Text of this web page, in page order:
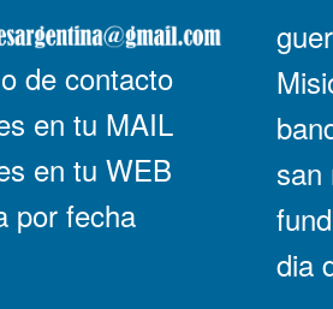
de contacto
en tu MAIL
en tu WEB
por fecha
san
dia